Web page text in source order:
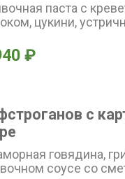
паста с
цукини,
₽
с
говядина,
соусе со